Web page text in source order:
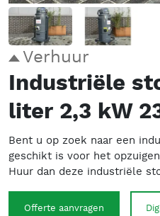
Verhuur
Industriële
liter 2,3 kW
Bent u op zoek naar een
geschikt is voor het
Huur dan deze industriële
Offerte aanvragen